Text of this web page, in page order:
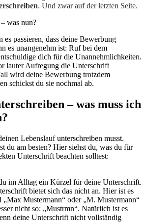
. Und zwar auf der letzten Seite.
was nun?
passieren, dass deine Bewerbung
es unangenehm ist: Ruf bei dem
dich für die Unannehmlichkeiten.
lauter Aufregung die Unterschrift
wird deine Bewerbung trotzdem
schickst du sie nochmal ab.
– was muss ich
Lebenslauf unterschreiben musst.
du am besten? Hier siehst du, was du für
Unterschrift beachten solltest:
im Alltag ein Kürzel für deine Unterschrift.
bietet sich das nicht an. Hier ist es
„Max Mustermann“ oder „M. Mustermann“
nicht so: „Mustrmn“. Natürlich ist es
deine Unterschrift nicht vollständig